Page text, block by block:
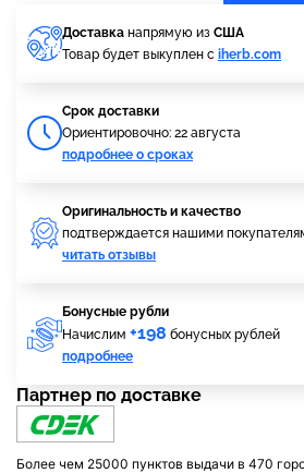
Доставка напрямую из США
Товар будет выкуплен с iherb.com
Cрок доставки
Ориентировочно: 22 августа
подробнее о сроках
Оригинальность и качество
подтверждается нашими
читать отзывы
Бонусные рубли
Начислим +198 бонусных рублей
подробнее
Партнер по доставке
Более чем 25000 пунктов выдачи в 470